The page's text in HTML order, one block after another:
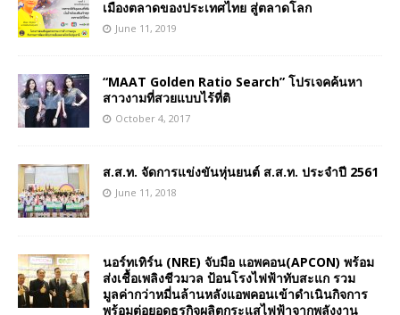
เมืองตลาดของประเทศไทย สู่ตลาดโลก
June 11, 2019
“MAAT Golden Ratio Search” โปรเจคค้นหา
สาวงามที่สวยแบบไร้ที่ติ
October 4, 2017
ส.ส.ท. จัดการแข่งขันหุ่นยนต์ ส.ส.ท. ประจำปี 2561
June 11, 2018
นอร์ทเทิร์น (NRE) จับมือ แอพคอน(APCON) พร้อม
ส่งเชื้อเพลิงชีวมวล ป้อนโรงไฟฟ้าทับสะแก รวม
มูลค่ากว่าหมี่นล้านหลังแอพคอนเข้าดำเนินกิจการ
พร้อมต่อยอดธุรกิจผลิตกระแสไฟฟ้าจากพลังงาน